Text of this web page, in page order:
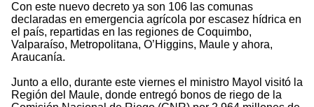
Con este nuevo decreto ya son 106 las comunas
declaradas en emergencia agrícola por escasez hídrica en
el país, repartidas en las regiones de Coquimbo,
Valparaíso, Metropolitana, O’Higgins, Maule y ahora,
Araucanía.
Junto a ello, durante este viernes el ministro Mayol visitó la
Región del Maule, donde entregó bonos de riego de la